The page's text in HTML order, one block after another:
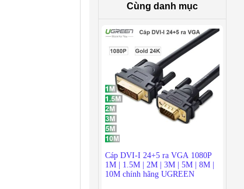
Cùng danh mục
Cáp DVI-I 24+5 ra VGA 1080P
1M | 1.5M | 2M | 3M | 5M | 8M |
10M chính hãng UGREEN